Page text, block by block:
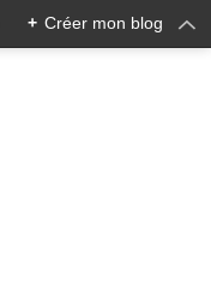
+ Créer mon blog